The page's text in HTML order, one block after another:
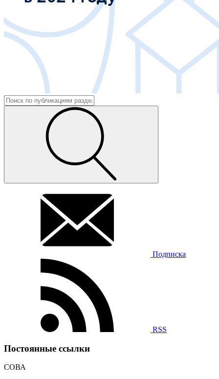
Подписка
RSS
Постоянные ссылки
СОВА